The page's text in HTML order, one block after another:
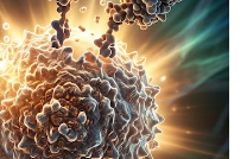
であるヨルグ・
をカプセル化するタ
作成し、血流を通過す
。
JP